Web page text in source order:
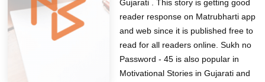
Gujarati . This story is getting good
reader response on Matrubharti app
and web since it is published free to
read for all readers online. Sukh no
Password - 45 is also popular in
Motivational Stories in Gujarati and